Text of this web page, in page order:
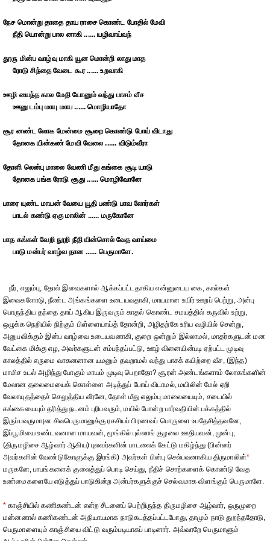
நேச மொன்று தாதை தாய ராசை கொண்ட போதில் மேவி
நீதி யொன்று பால னாகி ...... யழிவாய்வந்
தூரு மின்ப வாழ்வு மாகி யூன மொன்றி லாது மாத
ரோடு சிந்தை வேடை கூர ...... உறவாகி
ஊழி யைந்த கால மேதி யோனும் வந்து பாசம் வீச
ஊனு டம்பு மாயு மாய ...... மொழியாதோ
சூர னண்ட லோக மேன்மை சூறை கொண்டு போய் விடாது
தோகை யின்கண் மேவி வேலை ...... விடும்வீரா
தோளி லென்பு மாலை வேணி மீது கங்கை சூடி யாடு
தோகை பங்க ரோடு சூது ...... மொழிவோனே
பாரை யுண்ட மாயன் வேயை யூதி பண்டு பாவ லோர்கள்
பாடல் கண்டு ஏகு மாலின் ...... மருகோனே
பாத கங்கள் வேறி நூறி நீதி யின்சொல் வேத வாய்மை
பாடு மன்பர் வாழ்வ தான ...... பெருமாளே.
நீர், எலும்பு, தோல் இவைகளால் ஆக்கப்பட்டதாகிய என்னுடைய கை, கால்கள்
இவைகளோடு, நீண்ட அங்கங்களை உடையவதாகி, மாயமான உயிர் ஊறப் பெற்று, அன்பு
பொருந்திய தந்தை தாய் ஆகிய இருவரும் காதல் கொண்ட சமயத்தில் கருவில் உற்று,
ஒழுக்க நெறியில் நிற்கும் பிள்ளையாய்த் தோன்றி, அழிதற்கே உரிய வழியில் சென்று,
அனுபவிக்கும் இன்ப வாழ்வை உடையவனாகி, குறை ஒன்றும் இல்லாமல், மாதர்களுடன் மன
வேட்கை மிக்கு எழ, அவர்களுடன் சம்பந்தப்பட்டு, ஊழ் வினையின்படி ஏற்பட்ட முடிவு
காலத்தில் எருமை வாகனனான யமனும் தவறாமல் வந்து பாசக் கயிற்றை வீச, (இந்த)
மாமிச உடல் அழிந்து போகும் மாயம் முடிவு பெறாதோ? சூரன் அண்டங்களாம் லோகங்களின்
மேலான தலைமையைக் கொள்ளை அடித்துப் போய் விடாமல், மயிலின் மேல் ஏறி
வேலாயுதத்தைச் செலுத்திய வீரனே, தோள் மீது எலும்பு மாலையையும், சடையில்
கங்கையையும் தரித்து நடனம் புரிபவரும், மயில் போன்ற பார்வதியின் பக்கத்தில்
இருப்பவருமா¡ன சிவபெருமானுக்கு ரகசியப் பிரணவப் பொருளை உபதேசித்தவனே,
இப்பூமியை உண்டவனான மாயவன், மூங்கில் புல்லாங் குழலை ஊதியவன், முன்பு,
(திருமழிசை ஆழ்வார் ஆகிய) புலவர்களின் பாடலைக் கேட்டு மகிழ்ந்து (பின்னர்
அவர்களின் வேண்டுகோளுக்கு இரங்கி) அவர்கள் பின்பு செல்பவனாகிய திருமாலின்*
மருகனே, பாபங்களைக் குலைத்துப் பொடி செய்து, நீதிச் சொற்களைக் கொண்டு வேத
உண்மைகளையே எடுத்துப் பாடுகின்ற அன்பர்களுக்குச் செல்வமாக விளங்கும் பெருமாளே.
* காஞ்சியில் கணிகண்டன் என்ற சீடனைப் பெற்றிருந்த திருமழிசை ஆழ்வார், ஒருமுறை
மன்னனால் கணிகண்டன் அநியாயமாக நாடுகடத்தப்பட்டபோது, தாமும் நாடு துறந்ததோடு,
பெருமாளையும் காஞ்சியை விட்டு வரும்படியாகப் பாடினார். அவ்வாறே பெருமாளும்